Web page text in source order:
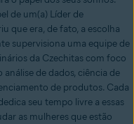
de um(a) Líder de
que era, de fato, a escolha
supervisiona uma equipe de
da Czechitas com foco
de dados, ciência de
de produtos. Cada
seu tempo livre a essas
as mulheres que estão